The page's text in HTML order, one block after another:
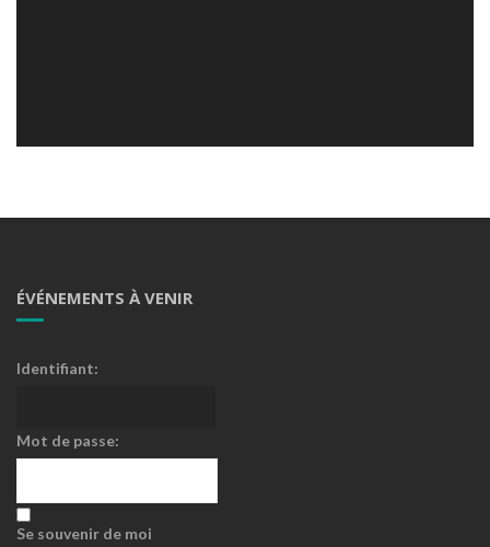
ÉVÉNEMENTS À VENIR
Identifiant:
Mot de passe:
Se souvenir de moi